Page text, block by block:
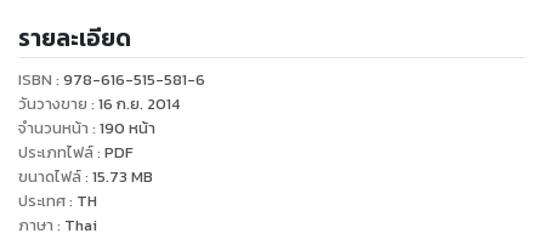
รายละเอียด
ISBN : 978-616-515-581-6
วันวางขาย : 16 ก.ย. 2014
จำนวนหน้า : 190 หน้า
ประเภทไฟล์: PDF
ขนาดไฟล์: 15.73 MB
ประเทศ: TH
ภาษา : Thai